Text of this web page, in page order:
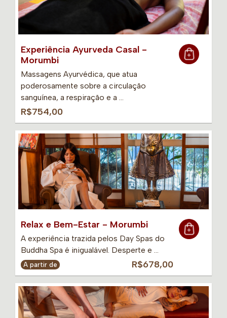
Experiência Ayurveda Casal -
Morumbi
Massagens Ayurvédica, que atua
poderosamente sobre a circulação
sanguínea, a respiração e a …
R$754,00
Relax e Bem-Estar - Morumbi
A experiência trazida pelos Day Spas do
Buddha Spa é inigualável. Desperte e …
A partir de R$678,00